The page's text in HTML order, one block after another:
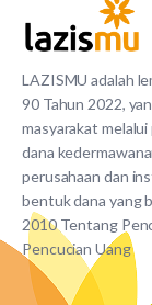
LAZISMU adalah
90 Tahun 2022,
masyarakat
dana
perusahaan dan
bentuk dana yang
2010 Tentang
Pencucian Uang